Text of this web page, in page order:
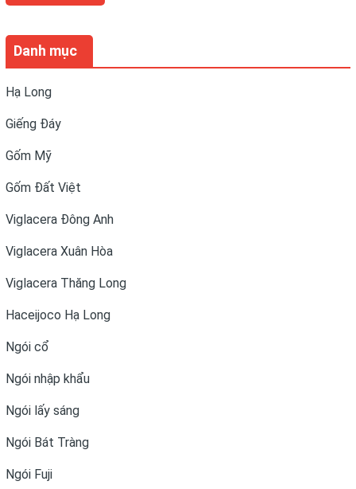
Danh mục
Hạ Long
Giếng Đáy
Gốm Mỹ
Gốm Đất Việt
Viglacera Đông Anh
Viglacera Xuân Hòa
Viglacera Thăng Long
Haceijoco Hạ Long
Ngói cổ
Ngói nhập khẩu
Ngói lấy sáng
Ngói Bát Tràng
Ngói Fuji